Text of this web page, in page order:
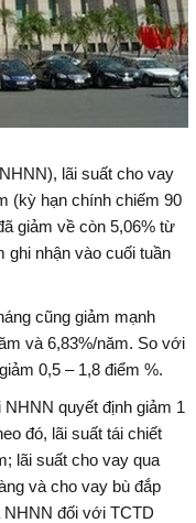
lãi suất cho vay
(kỳ hạn chính chiếm 90
giảm về còn 5,06% từ
nhận vào cuối tuần
cũng giảm mạnh
và 6,83%/năm. So với
0,5 – 1,8 điểm %.
quyết định giảm 1
đó, lãi suất tái chiết
lãi suất cho vay qua
và cho vay bù đắp
NHNN đối với TCTD